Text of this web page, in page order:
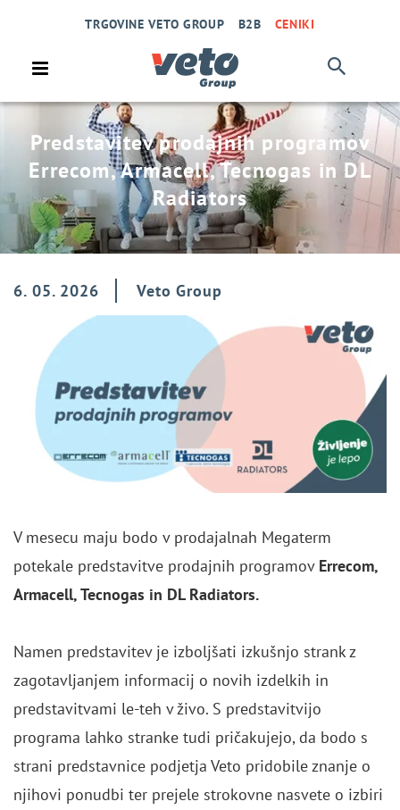
TRGOVINE VETO GROUP B2B CENIKI
Predstavitev prodajnih programov
Errecom, Armacell, Tecnogas in DL
Radiators
6. 05. 2026 Veto Group
V mesecu maju bodo v prodajalnah Megaterm
potekale predstavitve prodajnih programov Errecom,
Armacell, Tecnogas in DL Radiators.
Namen predstavitev je izboljšati izkušnjo strank z
zagotavljanjem informacij o novih izdelkih in
predstavitvami le-teh v živo. S predstavitvijo
programa lahko stranke tudi pričakujejo, da bodo s
strani predstavnice podjetja Veto pridobile znanje o
njihovi ponudbi ter prejele strokovne nasvete o izbiri